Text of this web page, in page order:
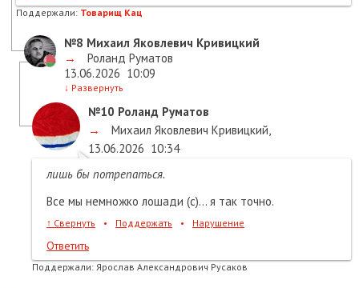
Поддержали: Товарищ Кац
№8 Михаил Яковлевич Кривицкий
→
Роланд Руматов
13.06.2026 10:09
↓ Развернуть
№10 Роланд Руматов
→
Михаил Яковлевич Кривицкий,
13.06.2026 10:34
лишь бы потрепаться.
Все мы немножко лошади (с)… я так точно.
↑ Свернуть • Поддержать • Нарушение
Ответить
Поддержали: Ярослав Александрович Русаков